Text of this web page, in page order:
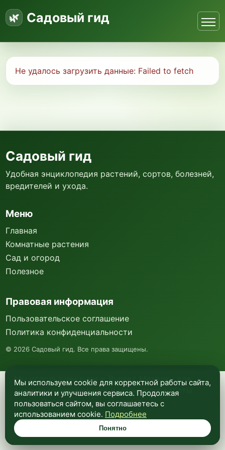
Садовый гид
Не удалось загрузить данные: Failed to fetch
Мы используем куки и Яндекс Метрику для
анализа посещаемости и улучшения работы
сайта. Подробнее —в политике
конфиденциальности.
Понятно
Садовый гид
Удобная энциклопедия растений, сортов, болезней,
вредителей и ухода.
Меню
Главная
Комнатные растения
Сад и огород
Полезное
Правовая информация
Пользовательское соглашение
Политика конфиденциальности
© 2026 Садовый гид. Все права защищены.
Мы используем cookie для корректной работы сайта,
аналитики и улучшения сервиса. Продолжая
пользоваться сайтом, вы соглашаетесь с
использованием cookie. Подробнее
Понятно